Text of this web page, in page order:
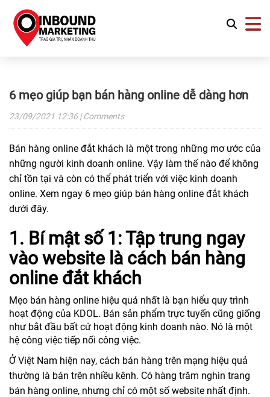
6 mẹo giúp bạn bán hàng online dễ dàng hơn
23/09/2021 12:36 | Comments
Bán hàng online đắt khách là một trong những mơ ước của
những người kinh doanh online. Vậy làm thế nào để không
chỉ tồn tại và còn có thể phát triển với việc kinh doanh
online. Xem ngay 6 mẹo giúp bán hàng online đắt khách
dưới đây.
1. Bí mật số 1: Tập trung ngay
vào website là cách bán hàng
online đắt khách
Mẹo bán hàng online hiệu quả nhất là bạn hiểu quy trình
hoạt động của KDOL. Bán sản phẩm trực tuyến cũng giống
như bắt đầu bất cứ hoạt động kinh doanh nào. Nó là một
hệ công việc tiếp nối công việc.
Ở Việt Nam hiện nay, cách bán hàng trên mạng hiệu quả
thường là bán trên nhiều kênh. Có hàng trăm nghìn trang
bán hàng online, nhưng chỉ có một số website nhất định.